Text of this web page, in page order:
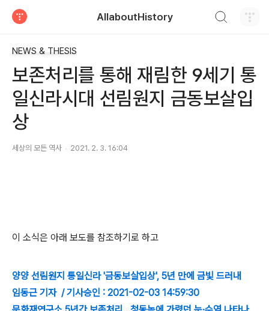
AllaboutHistory
NEWS & THESIS
보존처리를 통해 재림한 9세기 통
일신라시대 선림원지 금동보살입
상
세상의 모든 역사 2021. 2. 3. 16:04
이 소식은 아래 보도를 참조하기로 하고
양양 선림원지 통일신라 '금동보살입상', 5년 만에 금빛 드러내
임동근 기자 / 기사승인 : 2021-02-03 14:59:30